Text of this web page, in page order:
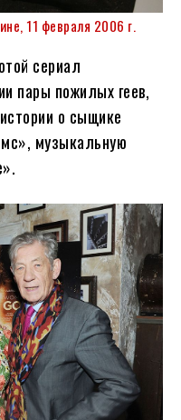
11 февраля 2006 г.
сериал
пары пожилых геев,
о сыщике
музыкальную